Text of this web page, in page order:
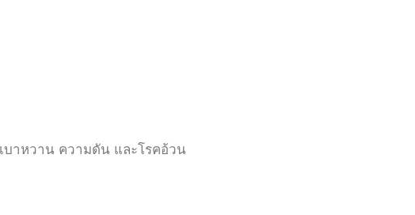
บาหวาน ความดัน และโรคอ้วน